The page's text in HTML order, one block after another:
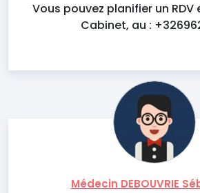
Vous pouvez planifier un
Cabinet, au :
Médecin DEBOUVRIE